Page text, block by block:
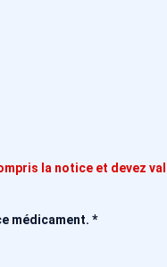
la notice et devez
médicament. *